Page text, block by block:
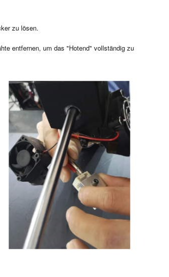
zu lösen.
entfernen, um das "Hotend" vollständig zu